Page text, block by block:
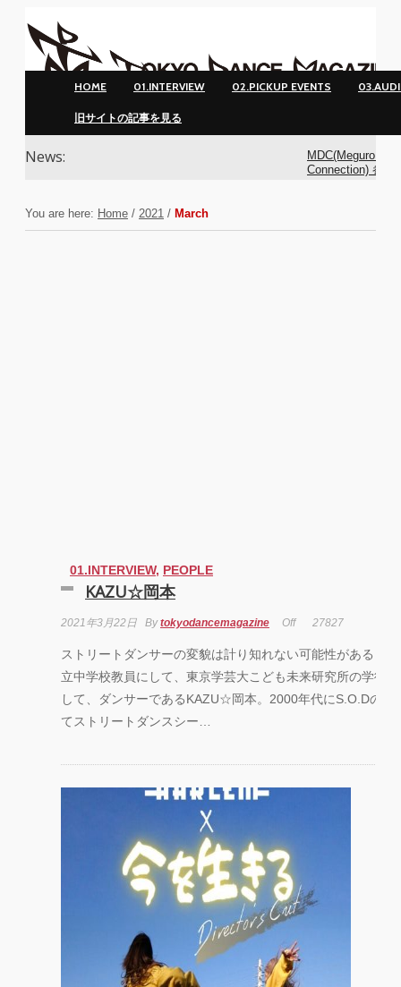
HOME 01.INTERVIEW 02.PICKUP EVENTS
旧サイトの記事を見る
News:
MDC(Meguro
Connection) 参加
MDC(Meguro
sensorial」
KADOKAWA
DREAMS
SHOW THE
GREATEST
PARCO
FESTIVAL 20th
Anniversary」レ
You are here: Home / 2021 / March
01.INTERVIEW, PEOPLE
KAZU☆岡本
2021年3月22日 Bytokyodancemagazine Off 27827
ストリートダンサーの変貌は計り知れない可能性がある！
立中学校教員にして、東京学芸大こども未来研究所の学術
して、ダンサーであるKAZU☆岡本。2000年代にS.O.Dのメ
てストリートダンスシー…